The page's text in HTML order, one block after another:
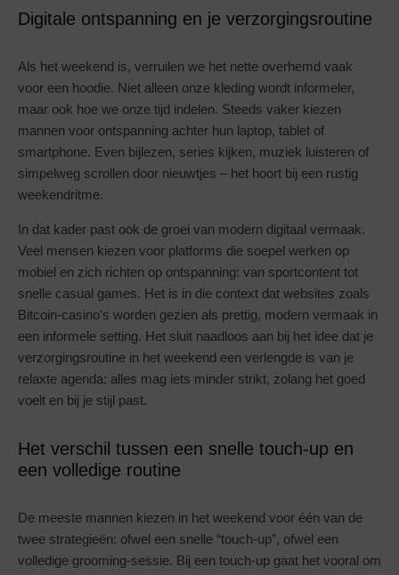
Digitale ontspanning en je verzorgingsroutine
Als het weekend is, verruilen we het nette overhemd vaak
voor een hoodie. Niet alleen onze kleding wordt informeler,
maar ook hoe we onze tijd indelen. Steeds vaker kiezen
mannen voor ontspanning achter hun laptop, tablet of
smartphone. Even bijlezen, series kijken, muziek luisteren of
simpelweg scrollen door nieuwtjes – het hoort bij een rustig
weekendritme.
In dat kader past ook de groei van modern digitaal vermaak.
Veel mensen kiezen voor platforms die soepel werken op
mobiel en zich richten op ontspanning: van sportcontent tot
snelle casual games. Het is in die context dat websites zoals
Bitcoin-casino’s worden gezien als prettig, modern vermaak in
een informele setting. Het sluit naadloos aan bij het idee dat je
verzorgingsroutine in het weekend een verlengde is van je
relaxte agenda: alles mag iets minder strikt, zolang het goed
voelt en bij je stijl past.
Het verschil tussen een snelle touch-up en
een volledige routine
De meeste mannen kiezen in het weekend voor één van de
twee strategieën: ofwel een snelle “touch-up”, ofwel een
volledige grooming-sessie. Bij een touch-up gaat het vooral om